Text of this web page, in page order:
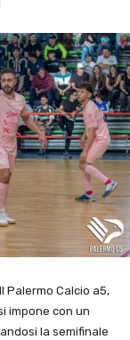
Palermo Calcio a5,
impone con un
la semifinale